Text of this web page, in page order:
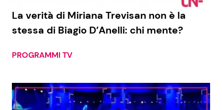
La verità di Miriana Trevisan non è la
stessa di Biagio D’Anelli: chi mente?
PROGRAMMI TV